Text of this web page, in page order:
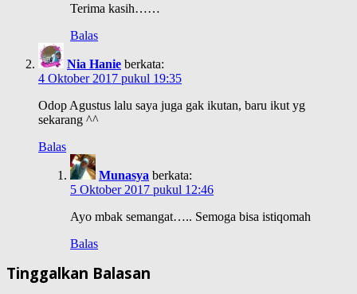
Terima kasih……
Balas
Nia Hanie berkata:
4 Oktober 2017 pukul 19:35
Odop Agustus lalu saya juga gak ikutan, baru ikut yg
sekarang ^^
Balas
Munasya berkata:
5 Oktober 2017 pukul 12:46
Ayo mbak semangat….. Semoga bisa istiqomah
Balas
Tinggalkan Balasan